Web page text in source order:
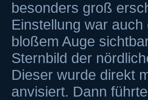
besonders groß
Einstellung war
bloßem Auge
Sternbild der
Dieser wurde direkt
anvisiert. Dann